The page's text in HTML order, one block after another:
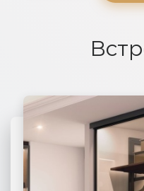
04 П-ОБРАЗНЫЕ
03 МОДЕРН